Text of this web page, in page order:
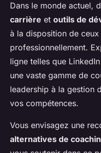
Dans le monde actuel,
carrière et outils de
à la disposition de
professionnellement.
ligne telles que
une vaste gamme de
leadership à la gestion
vos compétences.
Vous envisagez une
alternatives de